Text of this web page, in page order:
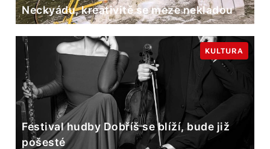
Neckyádu, kreativitě se meze nekladou
Festival hudby Dobříš se blíží, bude již
pošesté
KULTURA